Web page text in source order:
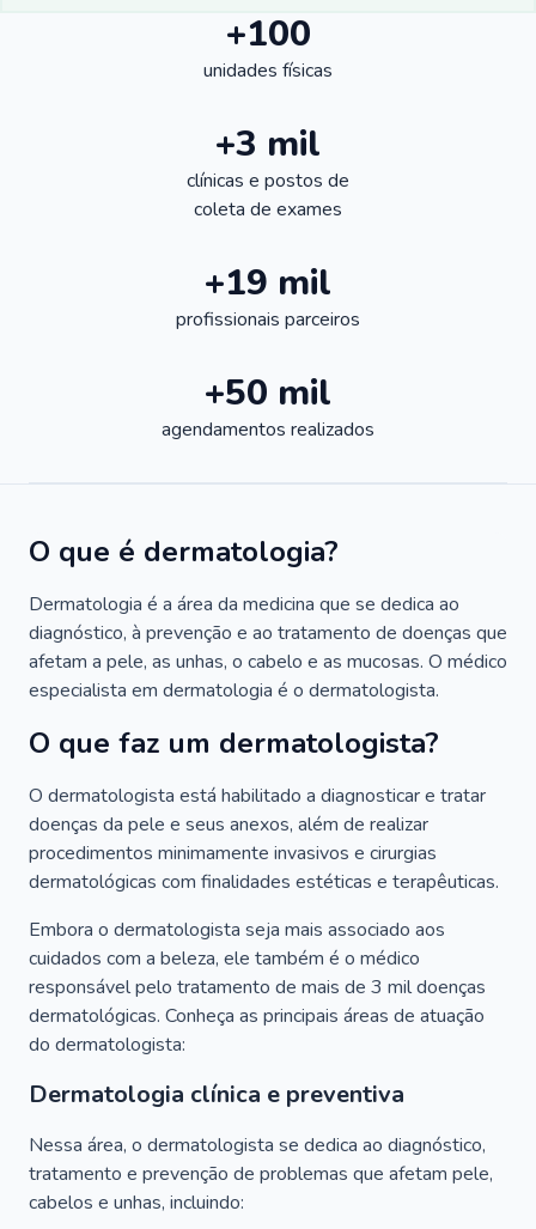
+100
unidades físicas
+3 mil
clínicas e postos de
coleta de exames
+19 mil
profissionais parceiros
+50 mil
agendamentos realizados
O que é dermatologia?
Dermatologia é a área da medicina que se dedica ao
diagnóstico, à prevenção e ao tratamento de doenças que
afetam a pele, as unhas, o cabelo e as mucosas. O médico
especialista em dermatologia é o dermatologista.
O que faz um dermatologista?
O dermatologista está habilitado a diagnosticar e tratar
doenças da pele e seus anexos, além de realizar
procedimentos minimamente invasivos e cirurgias
dermatológicas com finalidades estéticas e terapêuticas.
Embora o dermatologista seja mais associado aos
cuidados com a beleza, ele também é o médico
responsável pelo tratamento de mais de 3 mil doenças
dermatológicas. Conheça as principais áreas de atuação
do dermatologista:
Dermatologia clínica e preventiva
Nessa área, o dermatologista se dedica ao diagnóstico,
tratamento e prevenção de problemas que afetam pele,
cabelos e unhas, incluindo: